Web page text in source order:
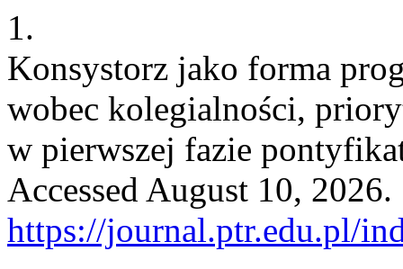
1.
Konsystorz jako forma
wobec kolegialności,
w pierwszej fazie
Accessed August 10, 2026.
https://journal.ptr.edu.pl/